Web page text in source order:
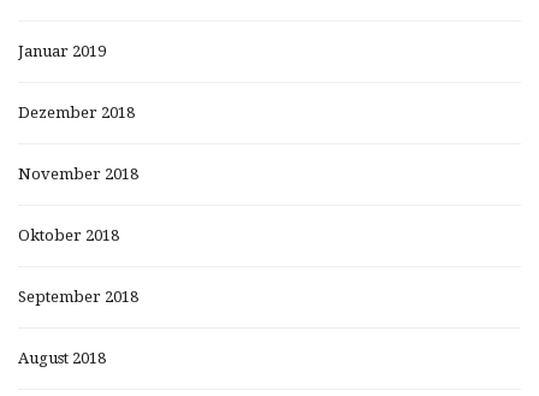
Januar 2019
Dezember 2018
November 2018
Oktober 2018
September 2018
August 2018